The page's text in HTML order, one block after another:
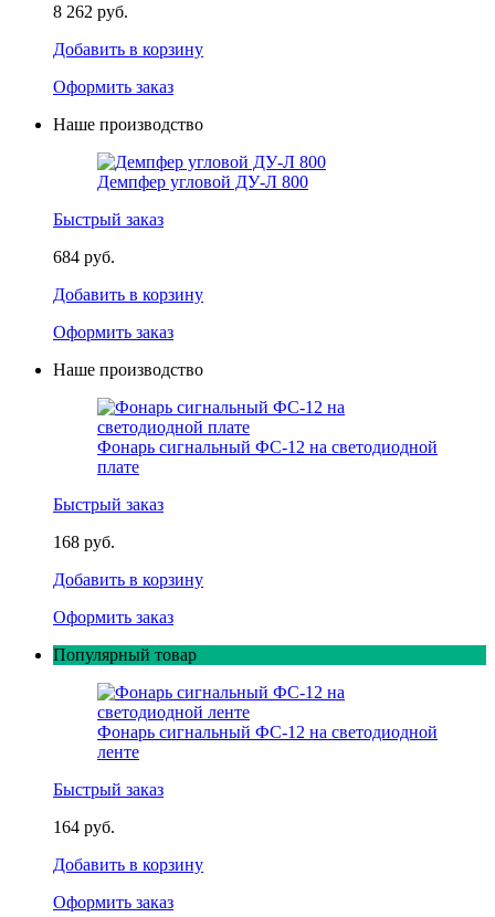
8 262 руб.
Добавить в корзину
Оформить заказ
Наше производство
Демпфер угловой ДУ-Л 800
Быстрый заказ
684 руб.
Добавить в корзину
Оформить заказ
Наше производство
Фонарь сигнальный ФС-12 на светодиодной
плате
Быстрый заказ
168 руб.
Добавить в корзину
Оформить заказ
Популярный товар
Фонарь сигнальный ФС-12 на светодиодной
ленте
Быстрый заказ
164 руб.
Добавить в корзину
Оформить заказ